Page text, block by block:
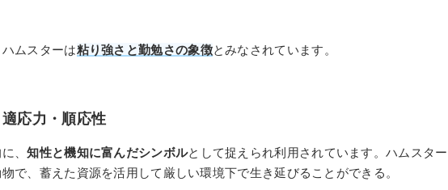
ムスターは粘り強さと勤勉さの象徴とみなされています。
応力・順応性
、知性と機知に富んだシンボルとして捉えられ利用されています。ハムスター
で、蓄えた資源を活用して厳しい環境下で生き延びることができる。